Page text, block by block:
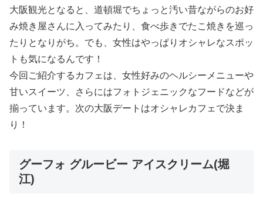
大阪観光となると、道頓堀でちょっと汚い昔ながらのお好
み焼き屋さんに入ってみたり、食べ歩きでたこ焼きを巡っ
たりとなりがち。でも、女性はやっぱりオシャレなスポッ
トも気になるんです！
今回ご紹介するカフェは、女性好みのヘルシーメニューや
甘いスイーツ、さらにはフォトジェニックなフードなどが
揃っています。次の大阪デートはオシャレカフェで決ま
り！
グーフォ グルービー アイスクリーム(堀
江)